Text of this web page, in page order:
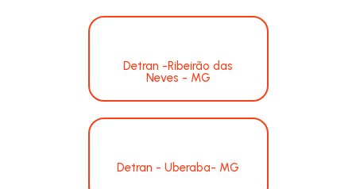
Detran -Ribeirão das
Neves - MG
Detran - Uberaba- MG